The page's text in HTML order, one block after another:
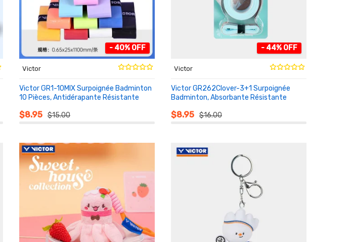
- 40% OFF
Victor
Victor GR1-10MIX Surpoignée Badminton
10 Pièces, Antidérapante Résistante
$8.95 $15.00
- 44% OFF
Victor
Victor GR262Clover-3+1 Surpoignée
Badminton, Absorbante Résistante
$8.95 $16.00